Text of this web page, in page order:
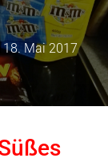
18. Mai 2017